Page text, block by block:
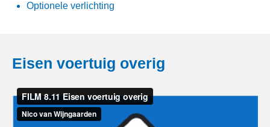
Optionele verlichting
Eisen voertuig overig